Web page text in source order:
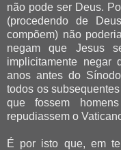
não pode ser Deus.
(procedendo de
compõem) não
negam que Jesus
implicitamente negar
anos antes do
todos os
que fossem
repudiassem o
É por isto que, em